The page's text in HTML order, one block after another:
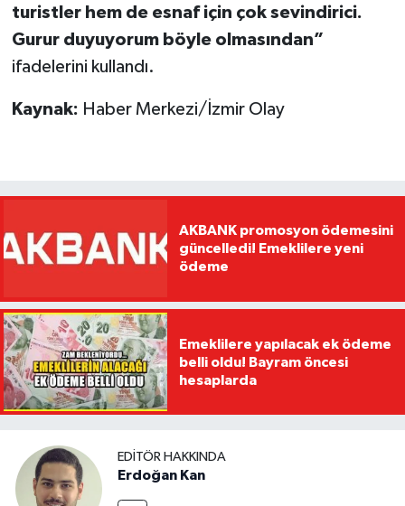
turistler hem de esnaf için çok sevindirici.
Gurur duyuyorum böyle olmasından”
ifadelerini kullandı.
Kaynak: Haber Merkezi/İzmir Olay
AKBANK promosyon ödemesini
güncelledi! Emeklilere yeni
ödeme
Emeklilere yapılacak ek ödeme
belli oldu! Bayram öncesi
hesaplarda
EDITÖR HAKKINDA
Erdoğan Kan